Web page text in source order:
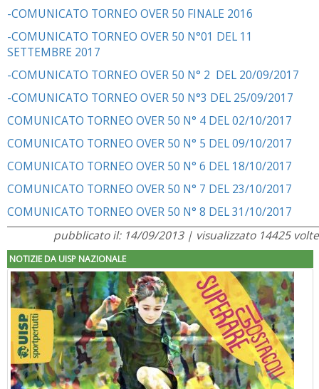
-COMUNICATO TORNEO OVER 50 FINALE 2016
-COMUNICATO TORNEO OVER 50 N°01 DEL 11
SETTEMBRE 2017
-COMUNICATO TORNEO OVER 50 N° 2 DEL 20/09/2017
-COMUNICATO TORNEO OVER 50 N°3 DEL 25/09/2017
COMUNICATO TORNEO OVER 50 N° 4 DEL 02/10/2017
COMUNICATO TORNEO OVER 50 N° 5 DEL 09/10/2017
COMUNICATO TORNEO OVER 50 N° 6 DEL 18/10/2017
COMUNICATO TORNEO OVER 50 N° 7 DEL 23/10/2017
COMUNICATO TORNEO OVER 50 N° 8 DEL 31/10/2017
pubblicato il: 14/09/2013 | visualizzato 14425 volte
NOTIZIE DA UISP NAZIONALE